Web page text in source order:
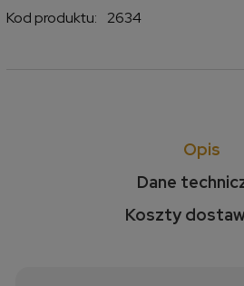
Kod produktu:
2634
Opis
Dane
Koszty
Cena nie zawiera ewentualnych